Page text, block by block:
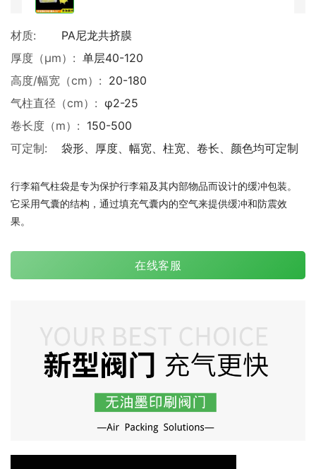
材质:
PA尼龙共挤膜
厚度（μm）: 单层40-120
高度/幅宽（cm）: 20-180
气柱直径（cm）: φ2-25
卷长度（m）: 150-500
可定制:
袋形、厚度、幅宽、柱宽、卷长、颜色均可定制
行李箱气柱袋是专为保护行李箱及其内部物品而设计的缓冲包装。
它采用气囊的结构，通过填充气囊内的空气来提供缓冲和防震效
果。
在线客服